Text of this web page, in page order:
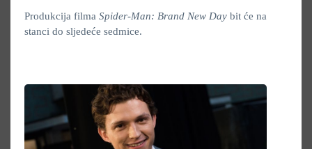
Produkcija filma Spider-Man: Brand New Day bit će na
stanci do sljedeće sedmice.